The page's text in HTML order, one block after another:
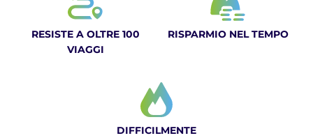
RESISTE A OLTRE 100
VIAGGI
RISPARMIO NEL TEMPO
DIFFICILMENTE